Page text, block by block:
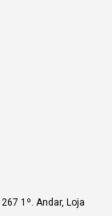
1º. Andar, Loja